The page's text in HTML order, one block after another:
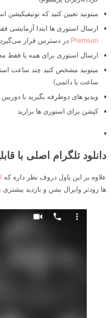
میتونید تعیین کنید که
ارسال استوری ها ابتدا آزمایشی
Premium در دسترس قرار
ارسال استوری برای همه یا فقط
ساعت یا دائمی)
ویدیو های دوطرفه بگیرید با
کپشن برای استوری ها بزارید
دانلود تلگرام اصلی با
علاوه بر این پاول دروف نظر داره که
ها زودتر وایرال بشن و بازدید بیشتری